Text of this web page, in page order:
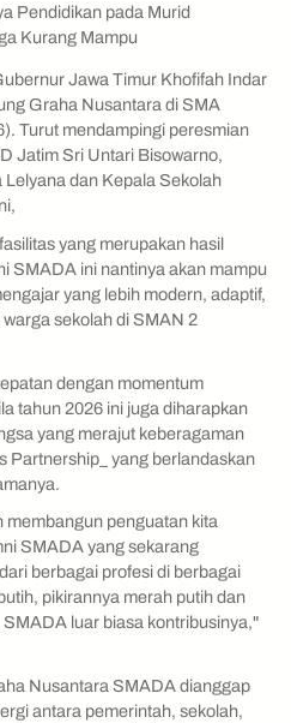
Pendidikan pada Murid
Kurang Mampu
Jawa Timur Khofifah Indar
Graha Nusantara di SMA
Turut mendampingi peresmian
Jatim Sri Untari Bisowarno,
dan Kepala Sekolah
yang merupakan hasil
SMADA ini nantinya akan mampu
yang lebih modern, adaptif,
sekolah di SMAN 2
dengan momentum
tahun 2026 ini juga diharapkan
yang merajut keberagaman
Partnership_ yang berlandaskan
membangun penguatan kita
SMADA yang sekarang
berbagai profesi di berbagai
pikirannya merah putih dan
luar biasa kontribusinya,"
Nusantara SMADA dianggap
antara pemerintah, sekolah,